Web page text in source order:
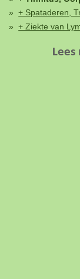
+ Spataderen,
+ Ziekte van
Lees